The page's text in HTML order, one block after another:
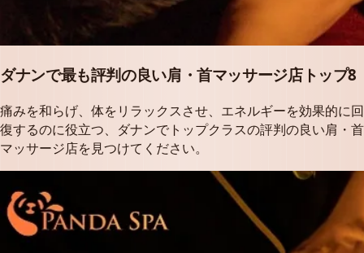
ダナンで最も評判の良い肩・首マッサージ店トップ8
痛みを和らげ、体をリラックスさせ、エネルギーを効果的に回
復するのに役立つ、ダナンでトップクラスの評判の良い肩・首
マッサージ店を見つけてください。